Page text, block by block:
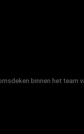
binnen het team